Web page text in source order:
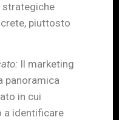
piuttosto
Il marketing
panoramica
in cui
a identificare